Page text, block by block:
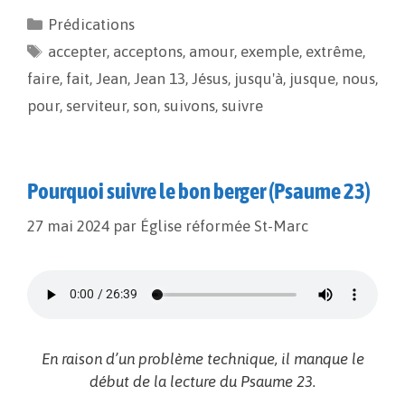
b
o
l
L
i
a
g
e
Prédications
accepter, acceptons, amour, exemple, extrême,
faire, fait, Jean, Jean 13, Jésus, jusqu'à, jusque, nous,
pour, serviteur, son, suivons, suivre
Pourquoi suivre le bon berger (Psaume 23)
27 mai 2024 par Église réformée St-Marc
En raison d’un problème technique, il manque le
début de la lecture du Psaume 23.